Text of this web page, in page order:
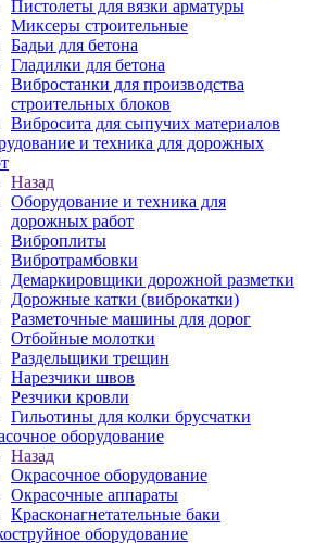
Пистолеты для вязки арматуры
Миксеры строительные
Бадьи для бетона
Гладилки для бетона
Вибростанки для производства
строительных блоков
Вибросита для сыпучих материалов
и техника для дорожных
Назад
Оборудование и техника для
дорожных работ
Виброплиты
Вибротрамбовки
Демаркировщики дорожной разметки
Дорожные катки (виброкатки)
Разметочные машины для дорог
Отбойные молотки
Раздельщики трещин
Нарезчики швов
Резчики кровли
Гильотины для колки брусчатки
оборудование
Назад
Окрасочное оборудование
Окрасочные аппараты
Красконагнетательные баки
оборудование